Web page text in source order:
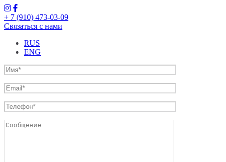
+ 7 (910) 473-03-09
Связаться с нами
RUS
ENG